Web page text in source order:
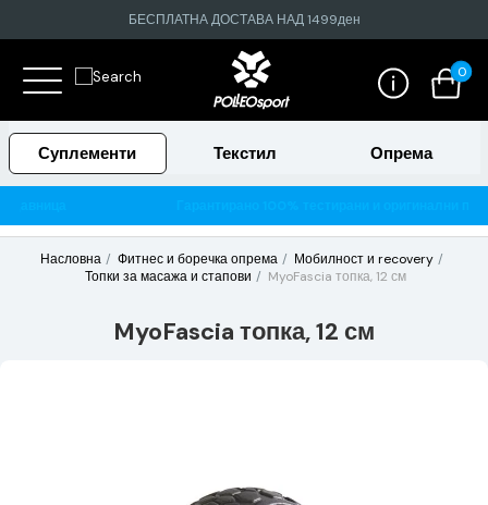
БЕСПЛАТНА ДОСТАВА НАД 1499ден
0
Суплементи Текстил Опрема
Насловна Фитнес и боречка опрема
Мобилност и recovery
Топки за масажа и стапови
MyoFascia топка, 12 см
MyoFascia топка, 12 см